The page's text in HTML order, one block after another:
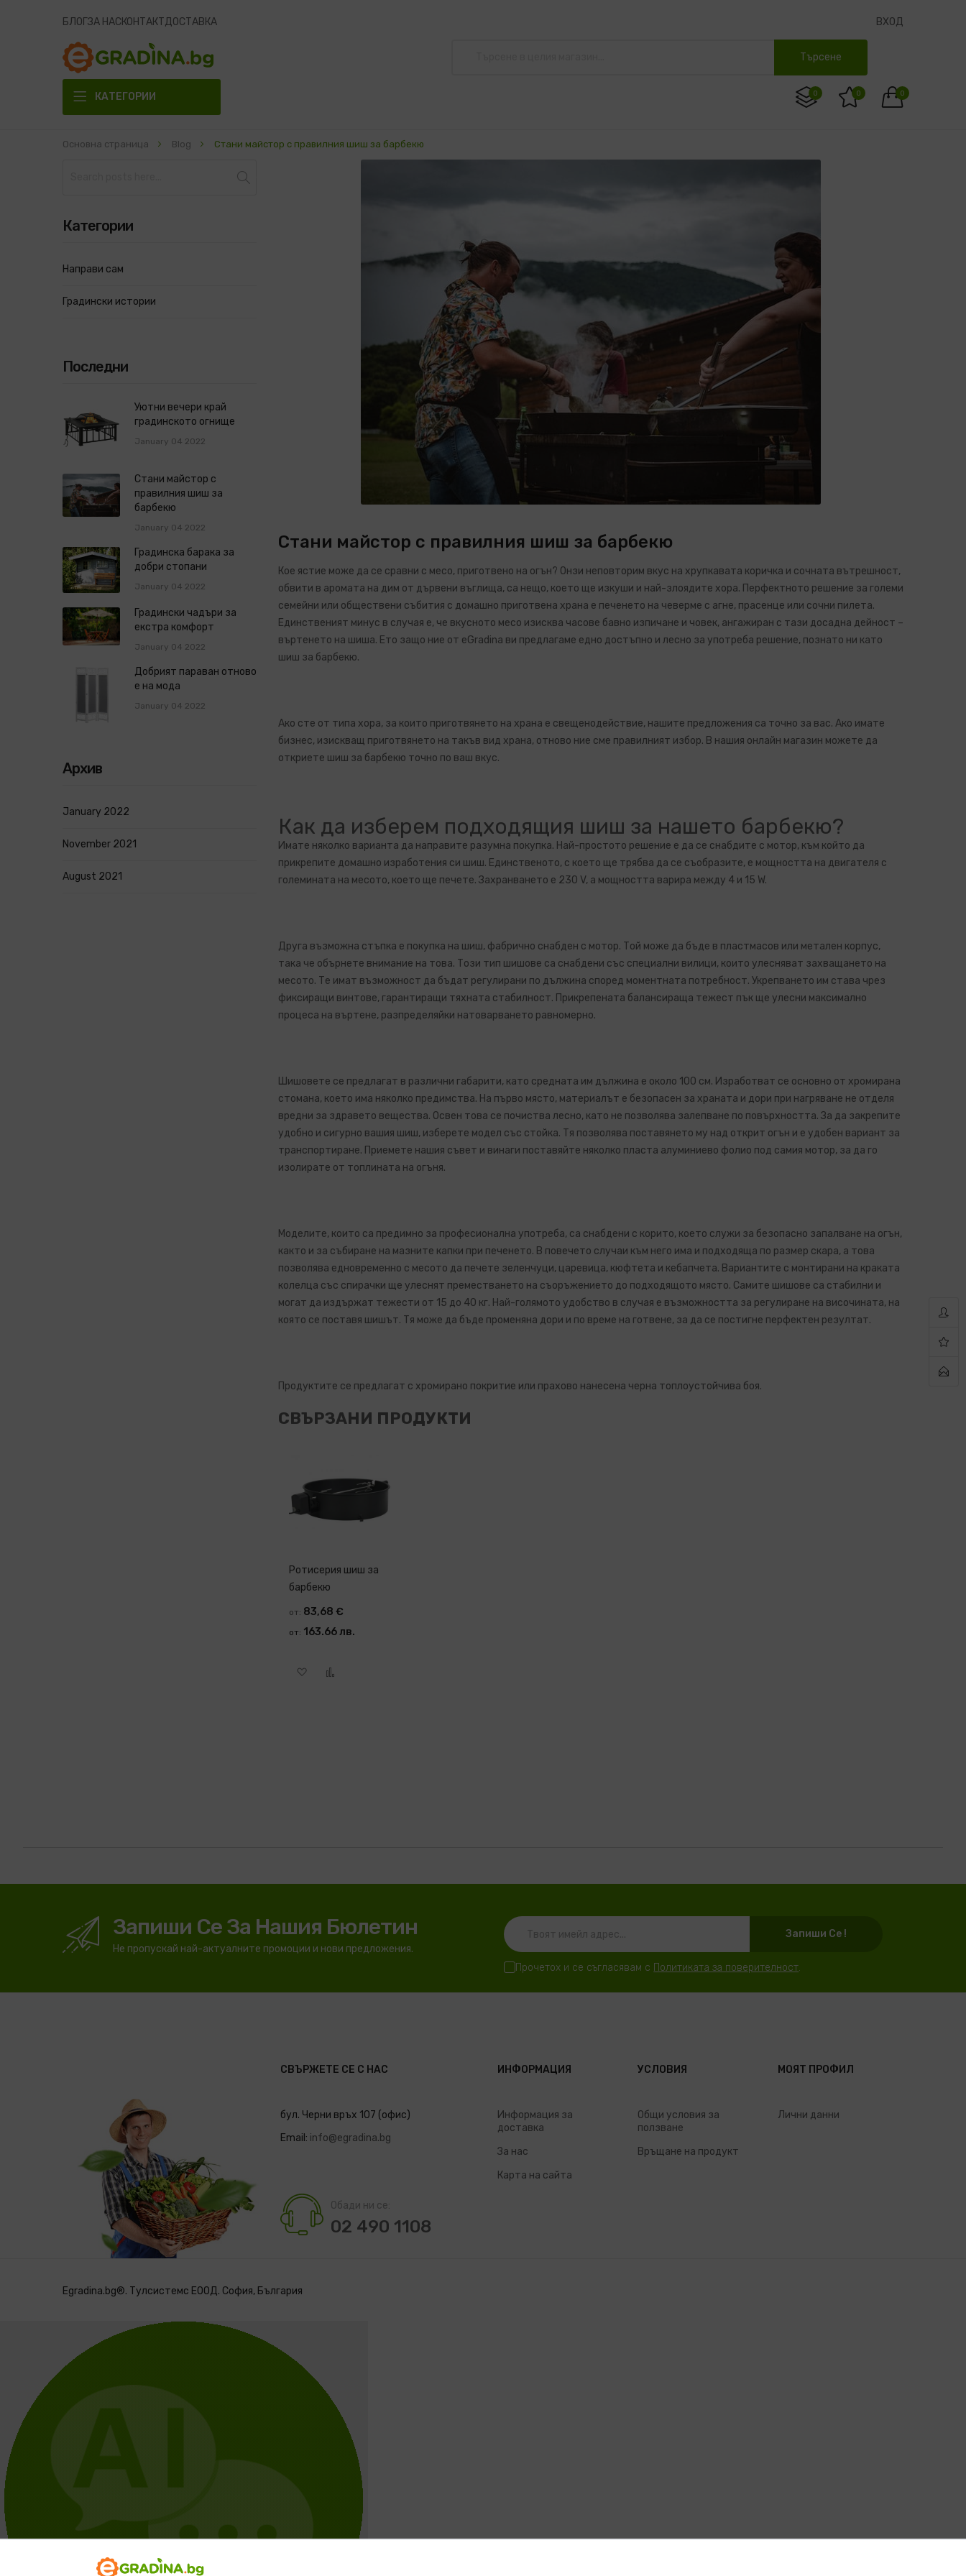
БЛОГЗА НАСКОНТАКТДОСТАВКА ВХОД
Търсене
КАТЕГОРИИ 0
0 0
Основна страница Blog Стани майстор с правилния шиш за барбекю
Търсене
Категории
Направи сам
Градински истории
Последни
Уютни вечери край
градинското огнище
January 04 2022
Стани майстор с
правилния шиш за
барбекю
January 04 2022
Градинска барака за
добри стопани
January 04 2022
Градински чадъри за
екстра комфорт
January 04 2022
Добрият параван отново
е на мода
January 04 2022
Архив
January 2022
November 2021
August 2021
Стани майстор с правилния шиш за барбекю
Кое ястие може да се сравни с месо, приготвено на огън? Онзи неповторим вкус на хрупкавата коричка и сочната вътрешност,
обвити в аромата на дим от дървени въглища, са нещо, което ще изкуши и най-злоядите хора. Перфектното решение за големи
семейни или обществени събития с домашно приготвена храна е печенето на чеверме с агне, прасенце или сочни пилета.
Единственият минус в случая е, че вкусното месо изисква часове бавно изпичане и човек, ангажиран с тази досадна дейност –
въртенето на шиша. Ето защо ние от eGradina ви предлагаме едно достъпно и лесно за употреба решение, познато ни като
шиш за барбекю.
Ако сте от типа хора, за които приготвянето на храна е свещенодействие, нашите предложения са точно за вас. Ако имате
бизнес, изискващ приготвянето на такъв вид храна, отново ние сме правилният избор. В нашия онлайн магазин можете да
откриете шиш за барбекю точно по ваш вкус.
Как да изберем подходящия шиш за нашето барбекю?
Имате няколко варианта да направите разумна покупка. Най-простото решение е да се снабдите с мотор, към който да
прикрепите домашно изработения си шиш. Единственото, с което ще трябва да се съобразите, е мощността на двигателя с
големината на месото, което ще печете. Захранването е 230 V, а мощността варира между 4 и 15 W.
Друга възможна стъпка е покупка на шиш, фабрично снабден с мотор. Той може да бъде в пластмасов или метален корпус,
така че обърнете внимание на това. Този тип шишове са снабдени със специални вилици, които улесняват захващането на
месото. Те имат възможност да бъдат регулирани по дължина според моментната потребност. Укрепването им става чрез
фиксиращи винтове, гарантиращи тяхната стабилност. Прикрепената балансираща тежест пък ще улесни максимално
процеса на въртене, разпределяйки натоварването равномерно.
Шишовете се предлагат в различни габарити, като средната им дължина е около 100 см. Изработват се основно от хромирана
стомана, което има няколко предимства. На първо място, материалът е безопасен за храната и дори при нагряване не отделя
вредни за здравето вещества. Освен това се почиства лесно, като не позволява залепване по повърхността. За да закрепите
удобно и сигурно вашия шиш, изберете модел със стойка. Тя позволява поставянето му над открит огън и е удобен вариант за
транспортиране. Приемете нашия съвет и винаги поставяйте няколко пласта алуминиево фолио под самия мотор, за да го
изолирате от топлината на огъня.
Моделите, които са предимно за професионална употреба, са снабдени с корито, което служи за безопасно запалване на огън,
както и за събиране на мазните капки при печенето. В повечето случаи към него има и подходяща по размер скара, а това
позволява едновременно с месото да печете зеленчуци, царевица, кюфтета и кебапчета. Вариантите с монтирани на краката
колелца със спирачки ще улеснят преместването на съоръжението до подходящото място. Самите шишове са стабилни и
могат да издържат тежести от 15 до 40 кг. Най-голямото удобство в случая е възможността за регулиране на височината, на
която се поставя шишът. Тя може да бъде променяна дори и по време на готвене, за да се постигне перфектен резултат.
Продуктите се предлагат с хромирано покритие или прахово нанесена черна топлоустойчива боя.
СВЪРЗАНИ ПРОДУКТИ
Ротисерия шиш за
барбекю
от 83,68 €
от 163.66 лв.
Добави към Списък с желани продукти
Запиши Се За Нашия Бюлетин
Не пропускай най-актуалните промоции и нови предложения.
Запиши Се !
Прочетох и се съгласявам с Политиката за поверителност.
СВЪРЖЕТЕ СЕ С НАС
бул. Черни връх 107 (офис)
Email: info@egradina.bg
Обади ни се:
02 490 1108
ИНФОРМАЦИЯ
Информация за
доставка
За нас
Карта на сайта
УСЛОВИЯ
Общи условия за
ползване
Връщане на продукт
МОЯТ ПРОФИЛ
Лични данни
Egradina.bg®. Тулсистемс ЕООД. София, България